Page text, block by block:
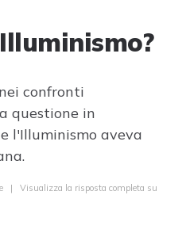
confronti
questione in
l'Illuminismo aveva
| Visualizza la risposta completa su